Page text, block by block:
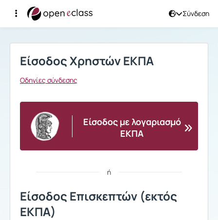
Σύνδεση
Σύνδεση
Είσοδος Χρηστών ΕΚΠΑ
Οδηγίες σύνδεσης
Είσοδος με λογαριασμό
ΕΚΠΑ
ή
Είσοδος Επισκεπτών (εκτός
ΕΚΠΑ)